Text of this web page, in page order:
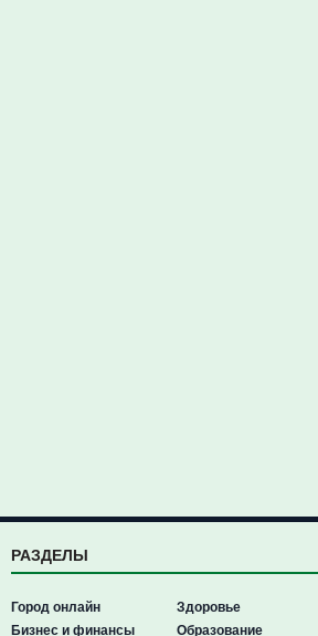
РАЗДЕЛЫ
Город онлайн
Бизнес и финансы
Здоровье
Образование